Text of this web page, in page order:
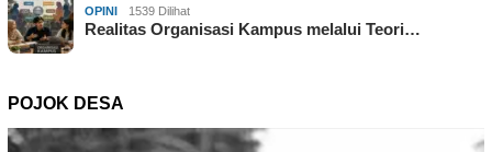
OPINI 1539 Dilihat
Realitas Organisasi Kampus melalui Teori…
POJOK DESA